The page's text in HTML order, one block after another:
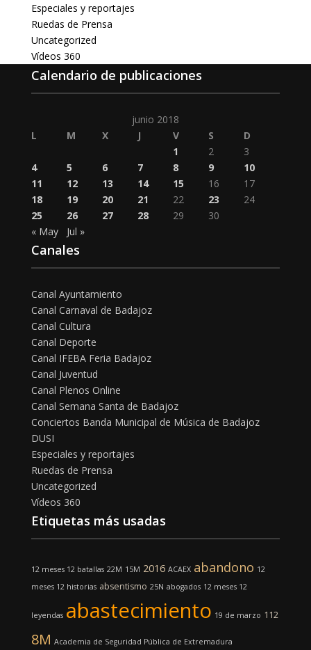
Especiales y reportajes
Ruedas de Prensa
Uncategorized
Vídeos 360
Calendario de publicaciones
junio 2018
L
M X J V S
D
1
2
3
4
5 6 7 8 9
10
11
12 13 14 15 16
17
18
19 20 21 22 23
24
25
26 27 28 29
30
« May
Jul »
Canales
Canal Ayuntamiento
Canal Carnaval de Badajoz
Canal Cultura
Canal Deporte
Canal IFEBA Feria Badajoz
Canal Juventud
Canal Plenos Online
Canal Semana Santa de Badajoz
Conciertos Banda Municipal de Música de Badajoz
DUSI
Especiales y reportajes
Ruedas de Prensa
Uncategorized
Vídeos 360
Etiquetas más usadas
12 meses 12 batallas 22M 15M 2016 ACAEX abandono 12
meses 12 historias absentismo 25N abogados 12 meses 12
leyendas abastecimiento 19 de marzo 112
8M Academia de Seguridad Pública de Extremadura